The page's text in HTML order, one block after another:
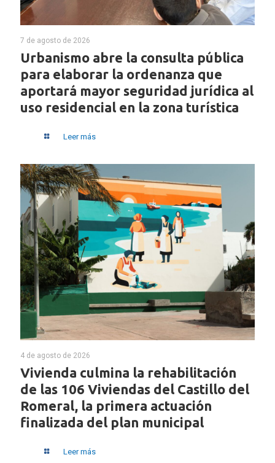
7 de agosto de 2026
Urbanismo abre la consulta pública
para elaborar la ordenanza que
aportará mayor seguridad jurídica al
uso residencial en la zona turística
Leer más
4 de agosto de 2026
Vivienda culmina la rehabilitación
de las 106 Viviendas del Castillo del
Romeral, la primera actuación
finalizada del plan municipal
Leer más